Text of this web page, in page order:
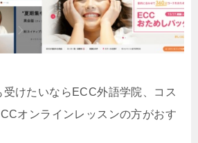
受けたいならECC外語学院、コス
オンラインレッスンの方がおす